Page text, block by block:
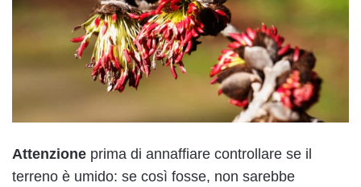
Attenzione prima di annaffiare controllare se il
terreno è umido: se così fosse, non sarebbe